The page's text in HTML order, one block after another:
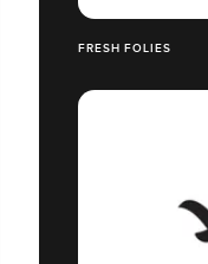
FRESH FOLIES